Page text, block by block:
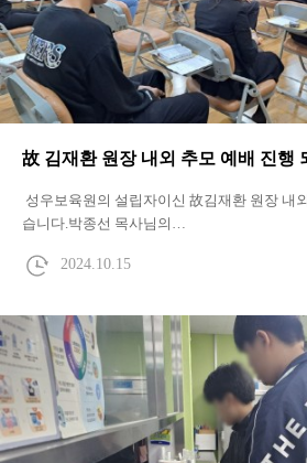
故 김재환 원장 내외 추모 예배 진행
성우보육원의 설립자이신 故김재환 원장 내
습니다.박종선 목사님의…
2024.10.15